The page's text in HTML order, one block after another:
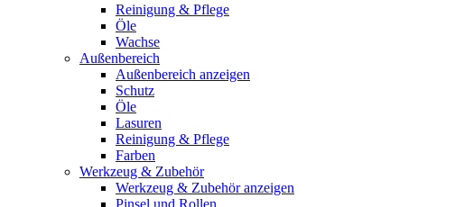
Reinigung & Pflege
Öle
Wachse
Außenbereich
Außenbereich anzeigen
Schutz
Öle
Lasuren
Reinigung & Pflege
Farben
Werkzeug & Zubehör
Werkzeug & Zubehör anzeigen
Pinsel und Rollen